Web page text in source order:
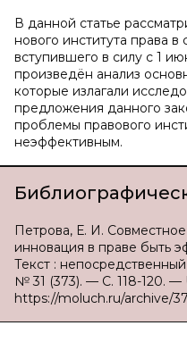
В данной статье
нового института права
вступившего в силу с 1
произведён анализ
которые излагали
предложения данного
проблемы правового
неэффективным.
Петрова, Е. И.
инновация в праве быть
Текст :
№ 31 (373). — С. 118-120. —
https://moluch.ru/archive/